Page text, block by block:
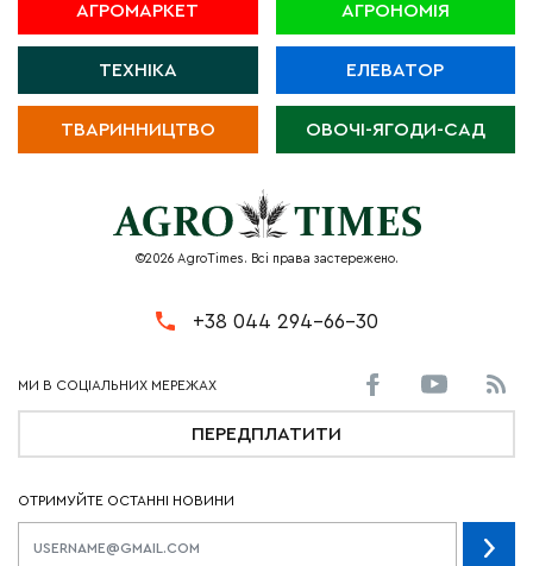
АГРОМАРКЕТ АГРОНОМІЯ
ТЕХНІКА ЕЛЕВАТОР
ТВАРИННИЦТВО ОВОЧІ-ЯГОДИ-САД
©2026 AgroTimes. Всі права застережено.
+38 044 294-66-30
ПЕРЕДПЛАТИТИ
ОТРИМУЙТЕ ОСТАННІ НОВИНИ